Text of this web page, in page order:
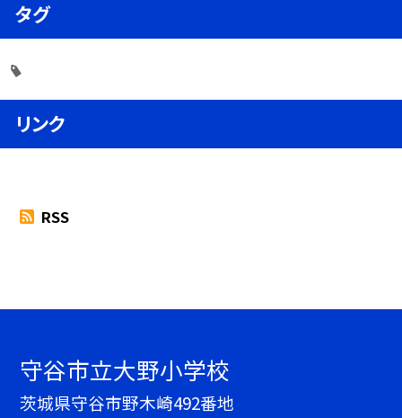
タグ
リンク
RSS
守谷市立大野小学校
茨城県守谷市野木崎492番地